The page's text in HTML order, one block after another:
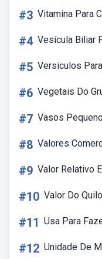
#3 Vitamina Para
#4 Vesícula Biliar
#5 Versiculos
#6 Vegetais Do
#7 Vasos
#8 Valores
#9 Valor Relativo
#10 Valor Do
#11 Usa Para
#12 Unidade De